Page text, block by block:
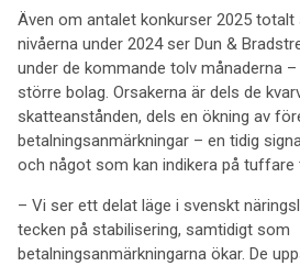
Även om antalet konkurser 2025 totalt
nivåerna under 2024 ser Dun &
under de kommande tolv månaderna
större bolag. Orsakerna är dels de
skatteanstånden, dels en ökning av
betalningsanmärkningar – en tidig
och något som kan indikera på tuffare
– Vi ser ett delat läge i svenskt
tecken på stabilisering, samtidigt som
betalningsanmärkningarna ökar. De